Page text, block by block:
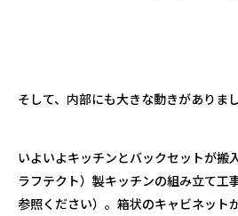
そして、内部にも大きな動きがありまし
いよいよキッチンとバックセットが搬入
ラフテクト）製キッチンの組み立て工
参照ください）。箱状のキャビネット